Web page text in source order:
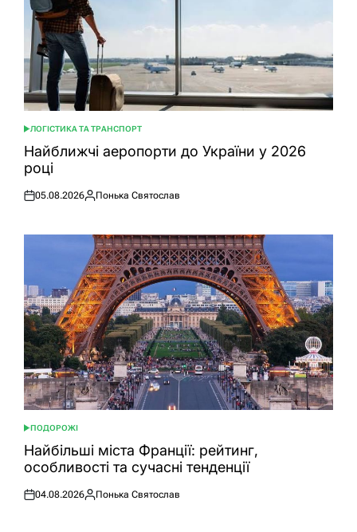
ОПУБЛІКУВАТИ
У
ЛОГІСТИКА ТА ТРАНСПОРТ
Найближчі аеропорти до України у 2026
році
Оприлюднено
05.08.2026
Опубліковано
Понька Святослав
ОПУБЛІКУВАТИ
У
ПОДОРОЖІ
Найбільші міста Франції: рейтинг,
особливості та сучасні тенденції
Оприлюднено
04.08.2026
Опубліковано
Понька Святослав